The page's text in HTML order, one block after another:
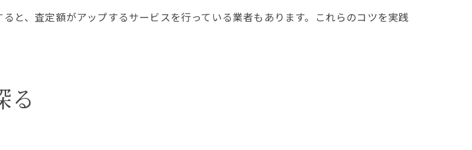
と、査定額がアップするサービスを行っている業者もあります。これらのコツを実践
る